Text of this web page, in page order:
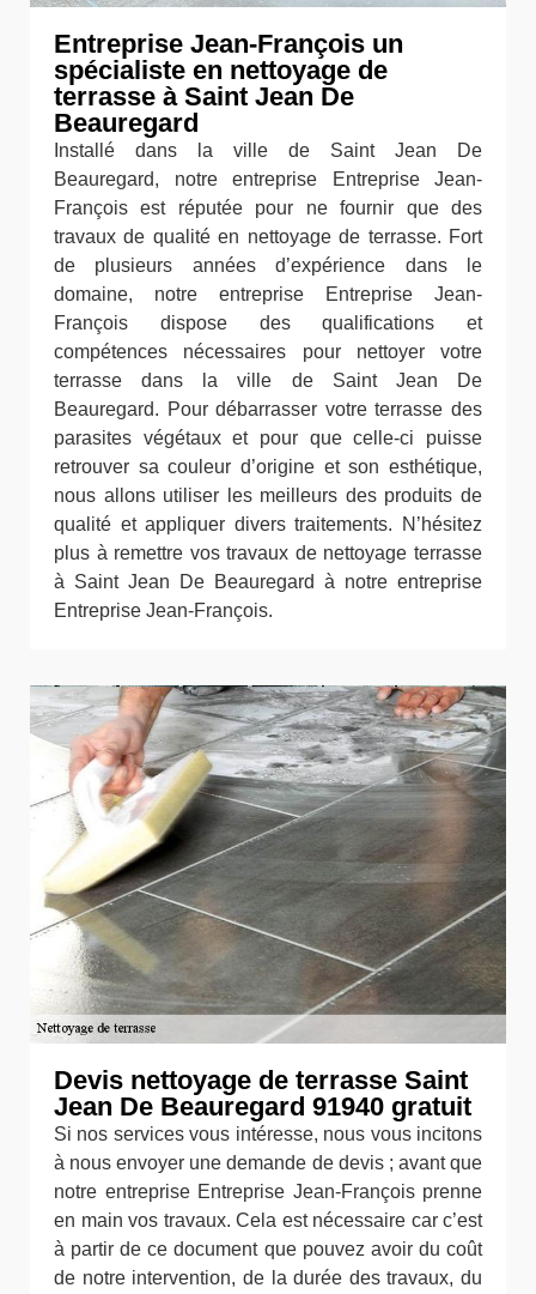
Entreprise Jean-François un
spécialiste en nettoyage de
terrasse à Saint Jean De
Beauregard
Installé dans la ville de Saint Jean De
Beauregard, notre entreprise Entreprise Jean-
François est réputée pour ne fournir que des
travaux de qualité en nettoyage de terrasse. Fort
de plusieurs années d’expérience dans le
domaine, notre entreprise Entreprise Jean-
François dispose des qualifications et
compétences nécessaires pour nettoyer votre
terrasse dans la ville de Saint Jean De
Beauregard. Pour débarrasser votre terrasse des
parasites végétaux et pour que celle-ci puisse
retrouver sa couleur d’origine et son esthétique,
nous allons utiliser les meilleurs des produits de
qualité et appliquer divers traitements. N’hésitez
plus à remettre vos travaux de nettoyage terrasse
à Saint Jean De Beauregard à notre entreprise
Entreprise Jean-François.
Devis nettoyage de terrasse Saint
Jean De Beauregard 91940 gratuit
Si nos services vous intéresse, nous vous incitons
à nous envoyer une demande de devis ; avant que
notre entreprise Entreprise Jean-François prenne
en main vos travaux. Cela est nécessaire car c’est
à partir de ce document que pouvez avoir du coût
de notre intervention, de la durée des travaux, du